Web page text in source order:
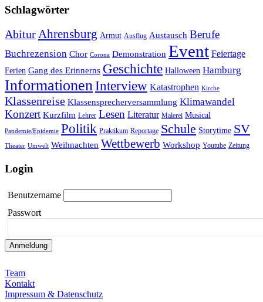
Schlagwörter
AbiturAhrensburg Armut Ausflug Austausch Berufe
Buchrezension Chor Corona Demonstration Event Feiertage
Ferien Gang des Erinnerns Geschichte Halloween Hamburg
InformationenInterview Katastrophen Kirche
Klassenreise Klassensprecherversammlung Klimawandel
Konzert Kurzfilm Lehrer Lesen Literatur Malerei Musical
Pandemie/Epidemie Politik Praktikum Reportage Schule Storytime SV
Theater Umwelt Weihnachten Wettbewerb Workshop Youtube Zeitung
Login
Benutzername
Passwort
Team
Kontakt
Impressum & Datenschutz